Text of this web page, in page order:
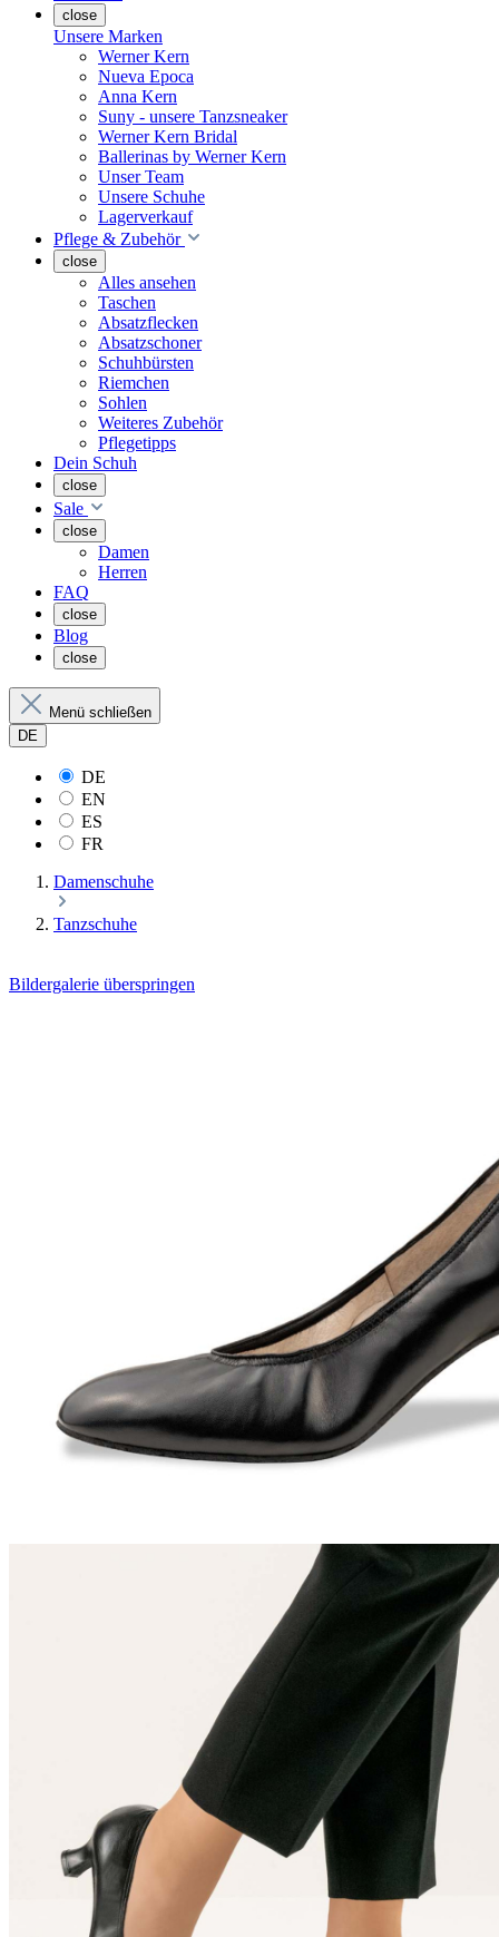
close
Unsere Marken
Werner Kern
Nueva Epoca
Anna Kern
Suny - unsere Tanzsneaker
Werner Kern Bridal
Ballerinas by Werner Kern
Unser Team
Unsere Schuhe
Lagerverkauf
Pflege & Zubehör
close
Alles ansehen
Taschen
Absatzflecken
Absatzschoner
Schuhbürsten
Riemchen
Sohlen
Weiteres Zubehör
Pflegetipps
Dein Schuh
close
Sale
close
Damen
Herren
FAQ
close
Blog
close
Menü schließen
DE
DE
EN
ES
FR
Damenschuhe
Tanzschuhe
Bildergalerie überspringen